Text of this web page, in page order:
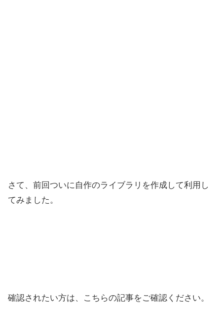
さて、前回ついに自作のライブラリを作成して利用し
てみました。
確認されたい方は、こちらの記事をご確認ください。